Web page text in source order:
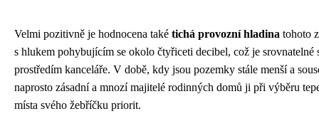
Velmi pozitivně je hodnocena také tichá provozní hladina tohoto
s hlukem pohybujícím se okolo čtyřiceti decibel, což je srovnatelné
prostředím kanceláře. V době, kdy jsou pozemky stále menší a
naprosto zásadní a mnozí majitelé rodinných domů ji při výběru
místa svého žebříčku priorit.